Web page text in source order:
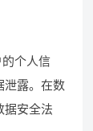
个人信
泄露。在数
据安全法